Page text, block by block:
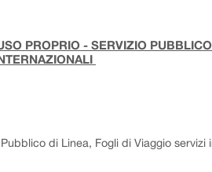
PROPRIO - SERVIZIO
di Linea, Fogli di Viaggio servizi